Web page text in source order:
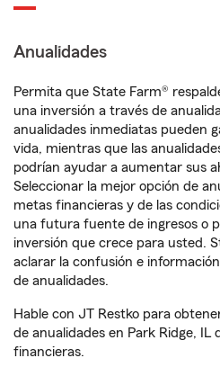
Anualidades
Permita que State Farm®
una inversión a través de
anualidades inmediatas pueden
vida, mientras que las
podrían ayudar a aumentar sus
Seleccionar la mejor opción de
metas financieras y de las
una futura fuente de ingresos o
inversión que crece para usted.
aclarar la confusión e
de anualidades.
Hable con JT Restko para
de anualidades en Park Ridge, IL
financieras.